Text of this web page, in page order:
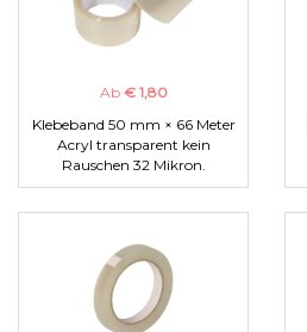
Ab € 1,80
Klebeband 50 mm × 66 Meter
Acryl transparent kein
Rauschen 32 Mikron.